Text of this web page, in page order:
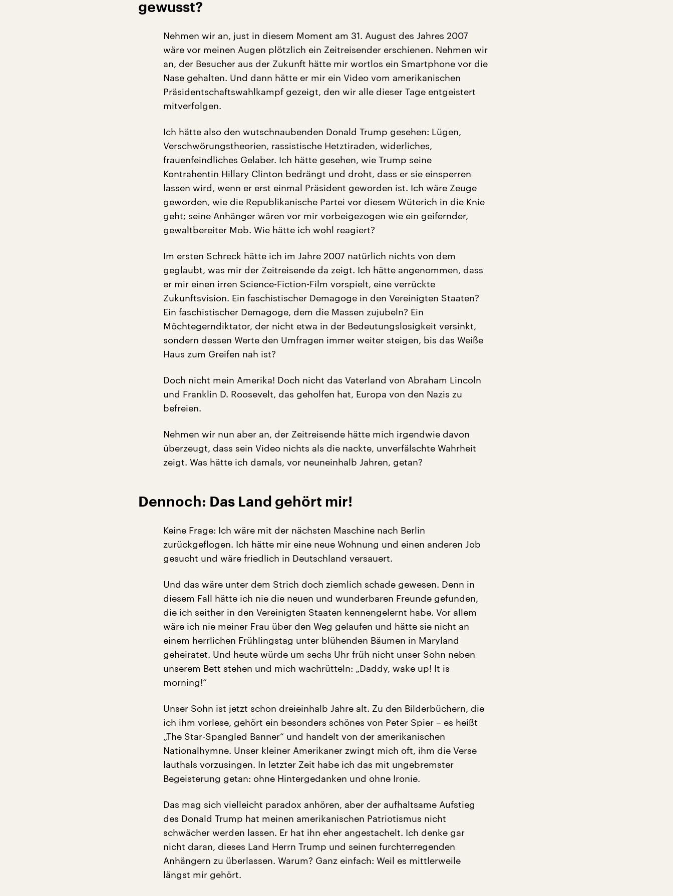
gewusst?
Nehmen wir an, just in diesem Moment am 31. August des Jahres 2007
wäre vor meinen Augen plötzlich ein Zeitreisender erschienen. Nehmen wir
an, der Besucher aus der Zukunft hätte mir wortlos ein Smartphone vor die
Nase gehalten. Und dann hätte er mir ein Video vom amerikanischen
Präsidentschaftswahlkampf gezeigt, den wir alle dieser Tage entgeistert
mitverfolgen.
Ich hätte also den wutschnaubenden Donald Trump gesehen: Lügen,
Verschwörungstheorien, rassistische Hetztiraden, widerliches,
frauenfeindliches Gelaber. Ich hätte gesehen, wie Trump seine
Kontrahentin Hillary Clinton bedrängt und droht, dass er sie einsperren
lassen wird, wenn er erst einmal Präsident geworden ist. Ich wäre Zeuge
geworden, wie die Republikanische Partei vor diesem Wüterich in die Knie
geht; seine Anhänger wären vor mir vorbeigezogen wie ein geifernder,
gewaltbereiter Mob. Wie hätte ich wohl reagiert?
Im ersten Schreck hätte ich im Jahre 2007 natürlich nichts von dem
geglaubt, was mir der Zeitreisende da zeigt. Ich hätte angenommen, dass
er mir einen irren Science-Fiction-Film vorspielt, eine verrückte
Zukunftsvision. Ein faschistischer Demagoge in den Vereinigten Staaten?
Ein faschistischer Demagoge, dem die Massen zujubeln? Ein
Möchtegerndiktator, der nicht etwa in der Bedeutungslosigkeit versinkt,
sondern dessen Werte den Umfragen immer weiter steigen, bis das Weiße
Haus zum Greifen nah ist?
Doch nicht mein Amerika! Doch nicht das Vaterland von Abraham Lincoln
und Franklin D. Roosevelt, das geholfen hat, Europa von den Nazis zu
befreien.
Nehmen wir nun aber an, der Zeitreisende hätte mich irgendwie davon
überzeugt, dass sein Video nichts als die nackte, unverfälschte Wahrheit
zeigt. Was hätte ich damals, vor neuneinhalb Jahren, getan?
Dennoch: Das Land gehört mir!
Keine Frage: Ich wäre mit der nächsten Maschine nach Berlin
zurückgeflogen. Ich hätte mir eine neue Wohnung und einen anderen Job
gesucht und wäre friedlich in Deutschland versauert.
Und das wäre unter dem Strich doch ziemlich schade gewesen. Denn in
diesem Fall hätte ich nie die neuen und wunderbaren Freunde gefunden,
die ich seither in den Vereinigten Staaten kennengelernt habe. Vor allem
wäre ich nie meiner Frau über den Weg gelaufen und hätte sie nicht an
einem herrlichen Frühlingstag unter blühenden Bäumen in Maryland
geheiratet. Und heute würde um sechs Uhr früh nicht unser Sohn neben
unserem Bett stehen und mich wachrütteln: „Daddy, wake up! It is
morning!“
Unser Sohn ist jetzt schon dreieinhalb Jahre alt. Zu den Bilderbüchern, die
ich ihm vorlese, gehört ein besonders schönes von Peter Spier – es heißt
„The Star-Spangled Banner“ und handelt von der amerikanischen
Nationalhymne. Unser kleiner Amerikaner zwingt mich oft, ihm die Verse
lauthals vorzusingen. In letzter Zeit habe ich das mit ungebremster
Begeisterung getan: ohne Hintergedanken und ohne Ironie.
Das mag sich vielleicht paradox anhören, aber der aufhaltsame Aufstieg
des Donald Trump hat meinen amerikanischen Patriotismus nicht
schwächer werden lassen. Er hat ihn eher angestachelt. Ich denke gar
nicht daran, dieses Land Herrn Trump und seinen furchterregenden
Anhängern zu überlassen. Warum? Ganz einfach: Weil es mittlerweile
längst mir gehört.